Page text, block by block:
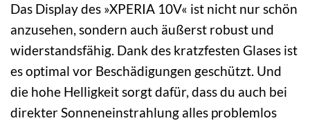
Das Display des »XPERIA 10V« ist nicht nur schön
anzusehen, sondern auch äußerst robust und
widerstandsfähig. Dank des kratzfesten Glases ist
es optimal vor Beschädigungen geschützt. Und
die hohe Helligkeit sorgt dafür, dass du auch bei
direkter Sonneneinstrahlung alles problemlos